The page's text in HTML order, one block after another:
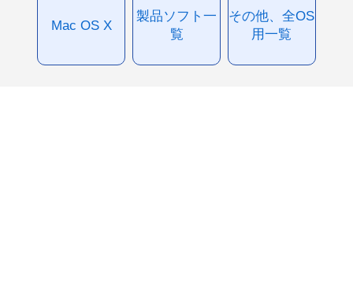
Mac OS X
製品ソフト一
覧
その他、全OS
用一覧